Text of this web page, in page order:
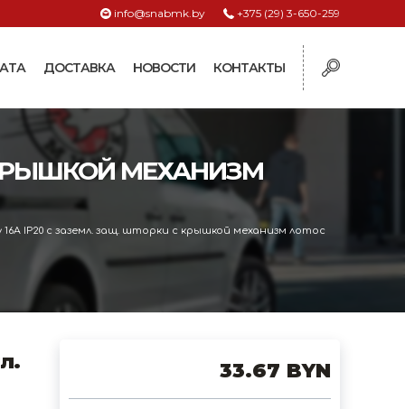
+375 (29) 3-650-259
info@snabmk.by
ДОСТАВКА НОВОСТИ КОНТАКТЫ
для систем
для коз и
для птиц
КРЫШКОЙ МЕХАНИЗМ
16А IP20 с заземл. защ. шторки с крышкой механизм лотос
33.67 BYN